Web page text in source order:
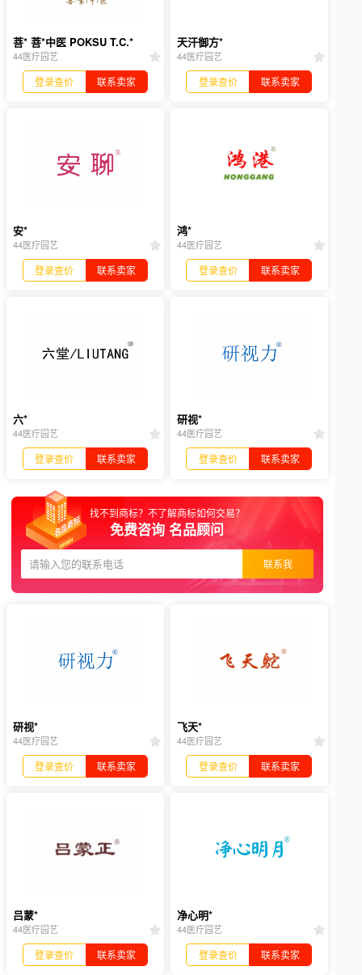
菩* 菩*中医 POKSU T.C.*
44医疗园艺
登录查价 联系卖家
天汗御方*
44医疗园艺
登录查价 联系卖家
安*
44医疗园艺
登录查价 联系卖家
鸿*
44医疗园艺
登录查价 联系卖家
六*
44医疗园艺
登录查价 联系卖家
研视*
44医疗园艺
登录查价 联系卖家
找不到商标？不了解商标如何交易？
免费咨询 名品顾问
联系我
研视*
44医疗园艺
登录查价 联系卖家
飞天*
44医疗园艺
登录查价 联系卖家
吕蒙*
44医疗园艺
登录查价 联系卖家
净心明*
44医疗园艺
登录查价 联系卖家